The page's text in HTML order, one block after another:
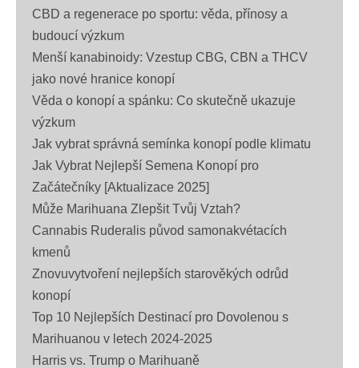
CBD a regenerace po sportu: věda, přínosy a
budoucí výzkum
Menší kanabinoidy: Vzestup CBG, CBN a THCV
jako nové hranice konopí
Věda o konopí a spánku: Co skutečně ukazuje
výzkum
Jak vybrat správná semínka konopí podle klimatu
Jak Vybrat Nejlepší Semena Konopí pro
Začátečníky [Aktualizace 2025]
Může Marihuana Zlepšit Tvůj Vztah?
Cannabis Ruderalis původ samonakvétacích
kmenů
Znovuvytvoření nejlepších starověkých odrůd
konopí
Top 10 Nejlepších Destinací pro Dovolenou s
Marihuanou v letech 2024-2025
Harris vs. Trump o Marihuaně